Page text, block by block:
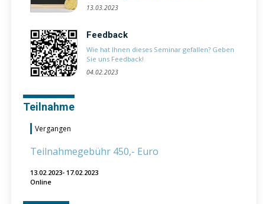
13.03.2023
Feedback
Wie hat Ihnen dieses Seminar gefallen? Geben
Sie uns Feedback!
04.02.2023
Teilnahme
Vergangen
Teilnahmegebühr 450,- Euro
13.02.2023- 17.02.2023
Online